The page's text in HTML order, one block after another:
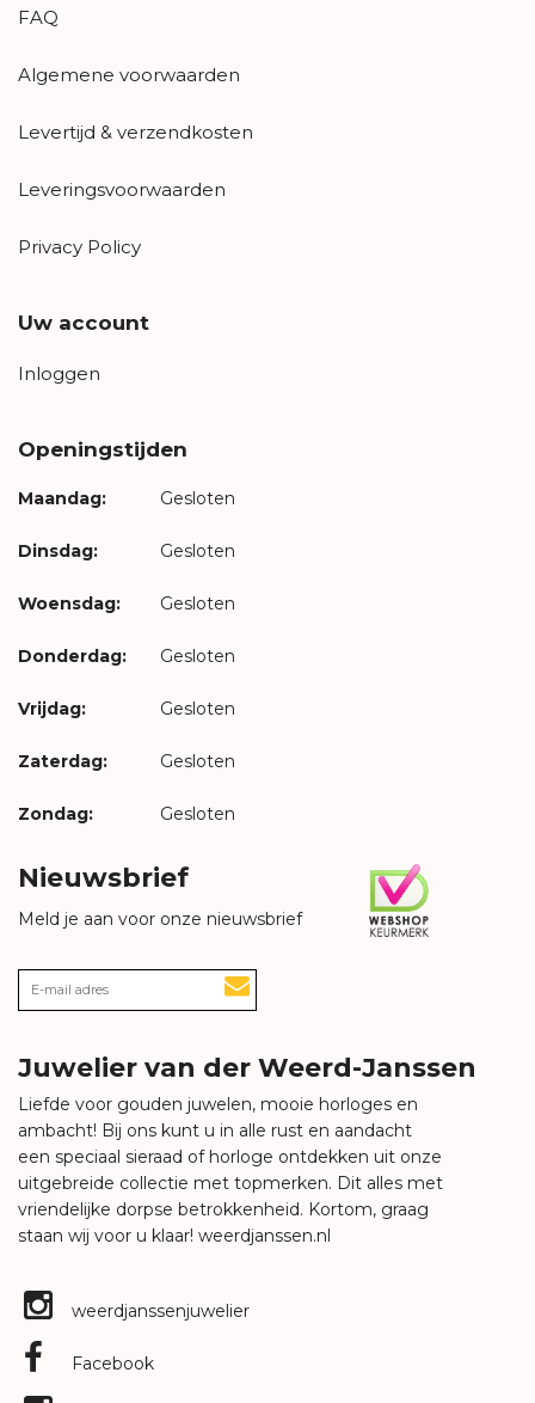
FAQ
Algemene voorwaarden
Levertijd & verzendkosten
Leveringsvoorwaarden
Privacy Policy
Uw account
Inloggen
Openingstijden
Maandag: Gesloten
Dinsdag: Gesloten
Woensdag: Gesloten
Donderdag: Gesloten
Vrijdag: Gesloten
Zaterdag: Gesloten
Zondag: Gesloten
Nieuwsbrief
Meld je aan voor onze nieuwsbrief
Juwelier van der Weerd-Janssen
Liefde voor gouden juwelen, mooie horloges en
ambacht! Bij ons kunt u in alle rust en aandacht
een speciaal sieraad of horloge ontdekken uit onze
uitgebreide collectie met topmerken. Dit alles met
vriendelijke dorpse betrokkenheid. Kortom, graag
staan wij voor u klaar! weerdjanssen.nl
weerdjanssenjuwelier
Facebook